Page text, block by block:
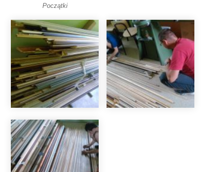
Początki